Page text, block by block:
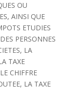
OU
AINSI QUE
ETUDIES
PERSONNES
LA
TAXE
CHIFFRE
LA TAXE